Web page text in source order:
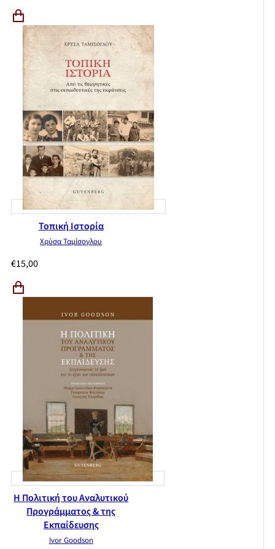
Τοπική Ιστορία
Χρύσα Ταμίσογλου
€15,00
H Πολιτική του Αναλυτικού
Προγράμματος & της
Εκπαίδευσης
Ivor Goodson